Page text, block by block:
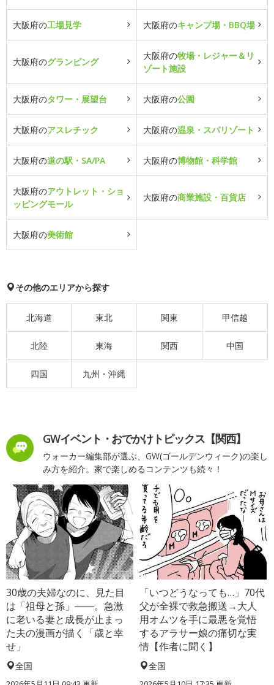
大阪府の工場見学 大阪府のキャンプ場・BBQ場
大阪府のグランピング
大阪府の牧場・レジャー＆リ
ゾート施設
大阪府のタワー・展望台 大阪府の公園
大阪府のアスレチック 大阪府の温泉・スパリゾート
大阪府の道の駅・SA/PA 大阪府の博物館・科学館
大阪府のアウトレット・ショ
ッピングモール
大阪府の商業施設・百貨店
大阪府の美術館
その他のエリアから探す
北海道 東北 関東 甲信越
北陸 東海 関西 中国
四国 九州・沖縄
GWイベント・おでかけトピックス【関西】
ウォーカー編集部が選ぶ、GW(ゴールデンウィーク)の楽し
み方を紹介。家で楽しめるコンテンツも続々！
30歳の夫婦なのに、見た目
は「祖母と孫」――。急激
に老いる妻と成長が止まっ
た夫の漫画が描く「歳と幸
せ」
全国
「いつどうなっても…」70代
父が全裸で救急搬送→大人
用オムツを手に最悪を覚悟
するアラサー娘の痛切な実
情【作者に聞く】
全国